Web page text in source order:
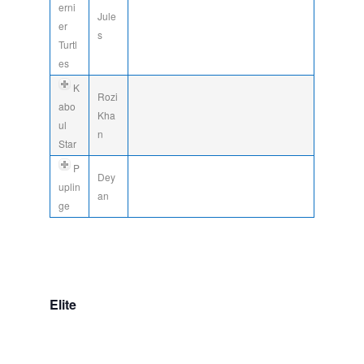
erni
er
Turtl
es
Jule
s
K
abo
ul
Star
Rozi
Kha
n
P
uplin
ge
Dey
an
Elite